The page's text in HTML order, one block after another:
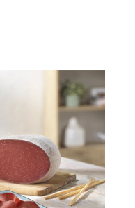
VERPACKUNG: